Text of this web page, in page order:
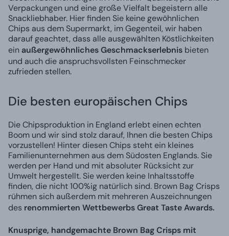
Verpackungen und eine große Vielfalt begeistern alle
Snackliebhaber. Hier finden Sie keine gewöhnlichen
Chips aus dem Supermarkt, im Gegenteil, wir haben
darauf geachtet, dass alle ausgewählten Köstlichkeiten
ein außergewöhnliches Geschmackserlebnis bieten
und auch die anspruchsvollsten Feinschmecker
zufrieden stellen.
Die besten europäischen Chips
Die Chipsproduktion in England erlebt einen echten
Boom und wir sind stolz darauf, Ihnen die besten Chips
vorzustellen! Hinter diesen Chips steht ein kleines
Familienunternehmen aus dem Südosten Englands. Sie
werden per Hand und mit absoluter Rücksicht zur
Umwelt hergestellt. Sie werden keine Inhaltsstoffe
finden, die nicht 100%ig natürlich sind. Brown Bag Crisps
rühmen sich außerdem mit mehreren Auszeichnungen
des renommierten Wettbewerbs Great Taste Awards.
Knusprige, handgemachte Brown Bag Crisps mit